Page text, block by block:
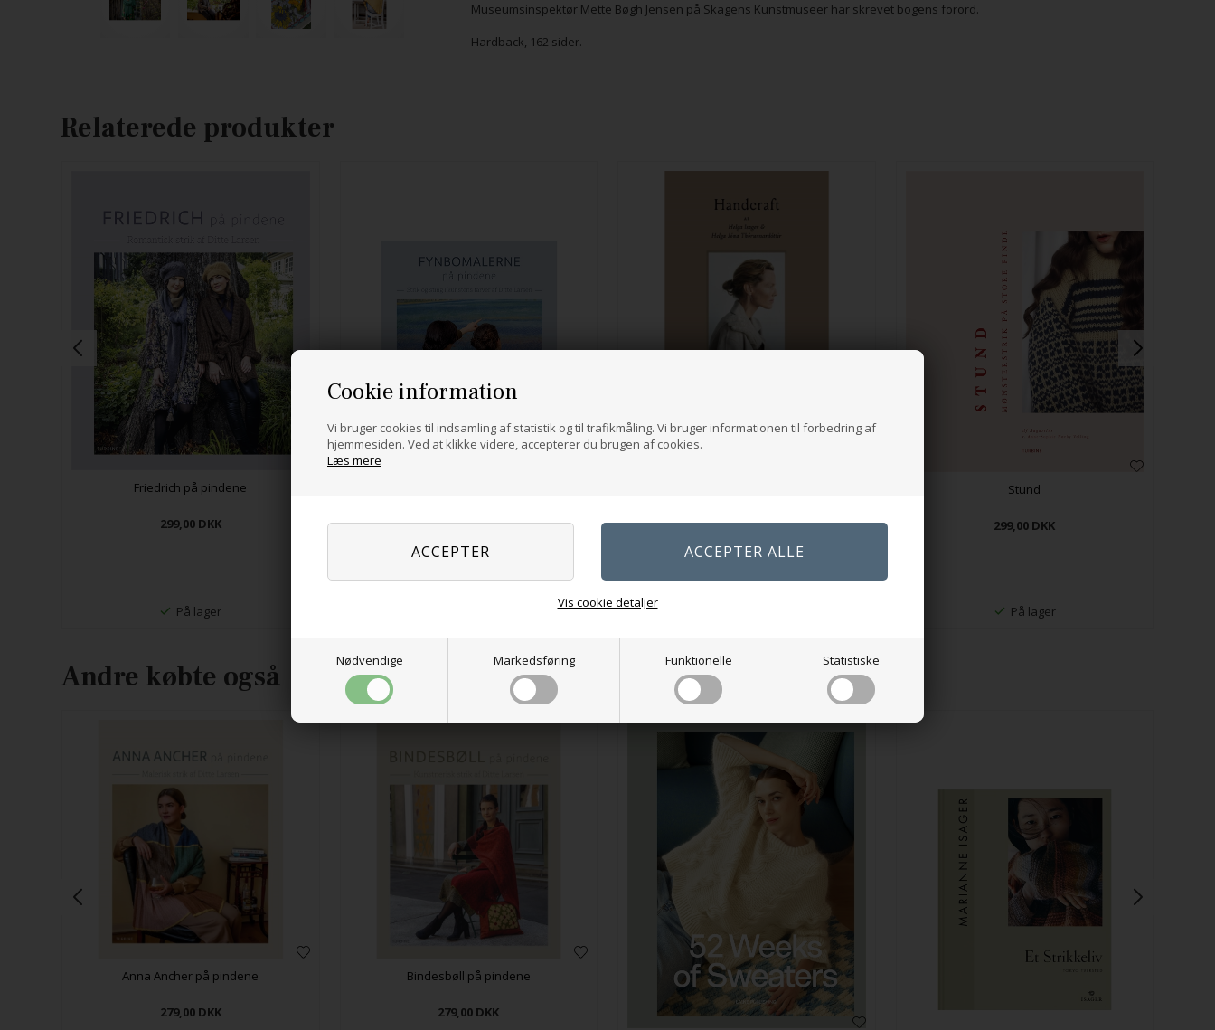
Cookie information
Vi bruger cookies til indsamling af statistik og til trafikmåling. Vi bruger informationen til forbedring af
hjemmesiden. Ved at klikke videre, accepterer du brugen af cookies.
Læs mere
Nødvendige Markedsføring Funktionelle Statistiske
Vis cookie detaljer
Museumsinspektør Mette Bøgh Jensen på Skagens Kunstmuseer har skrevet bogens forord.
Hardback, 162 sider.
Relaterede produkter
Friedrich på pindene
299,00 DKK
På lager
Fynbomalerne på pindene
299,00DKK
Handcraft
Stund
299,00 DKK
På lager
Andre købte også
Anna Ancher på pindene
279,00 DKK
Bindesbøll på pindene
279,00 DKK